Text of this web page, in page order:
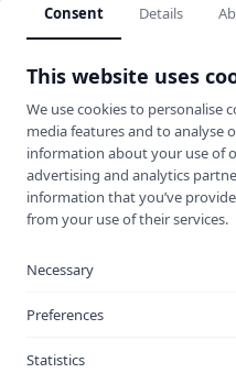
Kontakt
Hamngatan 23, 824 52
Hemsida
Consent Details
This website uses
We use cookies to personalise
media features and to analyse
information about your use of
advertising and analytics
information that you’ve
from your use of their services.
Necessary
Preferences
Statistics